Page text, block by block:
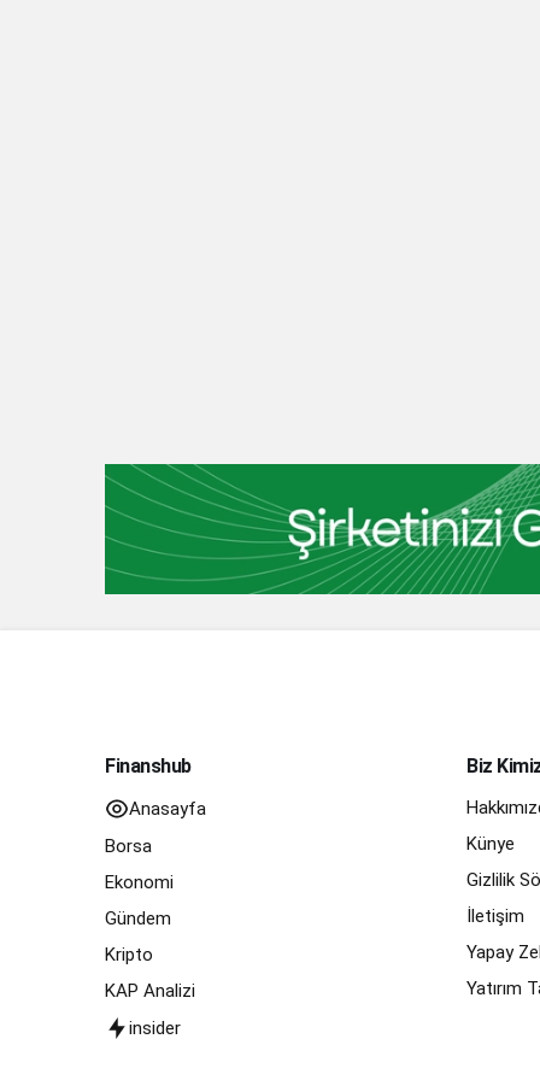
Finanshub
Anasayfa
Borsa
Ekonomi
Gündem
Kripto
KAP Analizi
insider
Biz
Künye
Gizlilik
İletişim
Yapay
Yatırım